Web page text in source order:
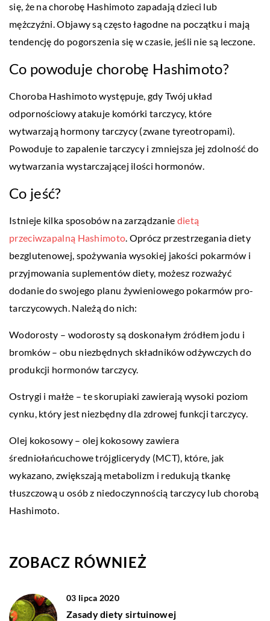
się, że na chorobę Hashimoto zapadają dzieci lub
mężczyźni. Objawy są często łagodne na początku i mają
tendencję do pogorszenia się w czasie, jeśli nie są leczone.
Co powoduje chorobę Hashimoto?
Choroba Hashimoto występuje, gdy Twój układ
odpornościowy atakuje komórki tarczycy, które
wytwarzają hormony tarczycy (zwane tyreotropami).
Powoduje to zapalenie tarczycy i zmniejsza jej zdolność do
wytwarzania wystarczającej ilości hormonów.
Co jeść?
Istnieje kilka sposobów na zarządzanie dietą
przeciwzapalną Hashimoto. Oprócz przestrzegania diety
bezglutenowej, spożywania wysokiej jakości pokarmów i
przyjmowania suplementów diety, możesz rozważyć
dodanie do swojego planu żywieniowego pokarmów pro-
tarczycowych. Należą do nich:
Wodorosty – wodorosty są doskonałym źródłem jodu i
bromków – obu niezbędnych składników odżywczych do
produkcji hormonów tarczycy.
Ostrygi i małże – te skorupiaki zawierają wysoki poziom
cynku, który jest niezbędny dla zdrowej funkcji tarczycy.
Olej kokosowy – olej kokosowy zawiera
średniołańcuchowe trójglicerydy (MCT), które, jak
wykazano, zwiększają metabolizm i redukują tkankę
tłuszczową u osób z niedoczynnością tarczycy lub chorobą
Hashimoto.
ZOBACZ RÓWNIEŻ
03 lipca 2020
Zasady diety sirtuinowej